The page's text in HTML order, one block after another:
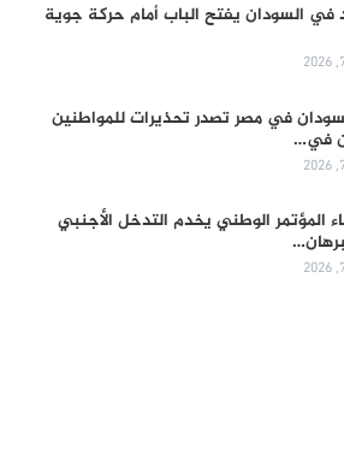
في السودان يفتح الباب أمام حركة جوية
في مصر تصدر تحذيرات للمواطنين
في…
المؤتمر الوطني يخدم التدخل الأجنبي